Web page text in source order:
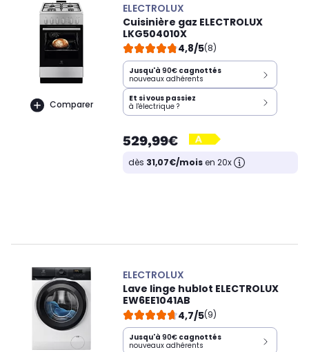
Comparer
ELECTROLUX
Cuisinière gaz ELECTROLUX
LKG504010X
4,8/5(8)
Jusqu'à 90€ cagnottés
nouveaux adhérents
Et si vous passiez
à l'électrique ?
529,99€
dès 31,07€/moisen 20x
ELECTROLUX
Lave linge hublot ELECTROLUX
EW6EE1041AB
4,7/5(9)
Jusqu'à 90€ cagnottés
nouveaux adhérents